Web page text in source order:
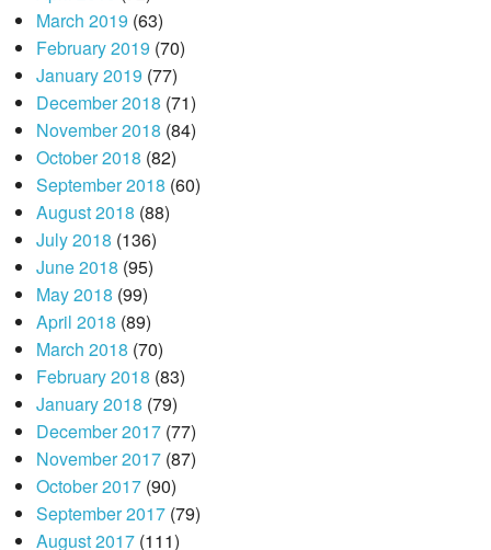
March 2019 (63)
February 2019 (70)
January 2019 (77)
December 2018 (71)
November 2018 (84)
October 2018 (82)
September 2018 (60)
August 2018 (88)
July 2018 (136)
June 2018 (95)
May 2018 (99)
April 2018 (89)
March 2018 (70)
February 2018 (83)
January 2018 (79)
December 2017(77)
November 2017(87)
October 2017(90)
September 2017(79)
August 2017(111)